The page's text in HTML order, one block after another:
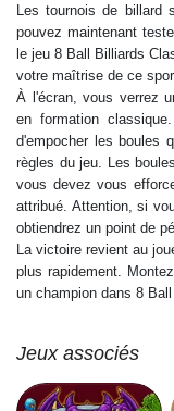
Les tournois de billard
pouvez maintenant
le jeu 8 Ball Billiards
votre maîtrise de ce
À l'écran, vous verrez
en formation
d'empocher les boules
règles du jeu. Les
vous devez vous
attribué. Attention, si
obtiendrez un point de
La victoire revient au
plus rapidement.
un champion dans 8
Jeux associés